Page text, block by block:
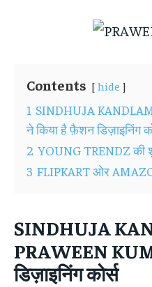
Contents hide
1 SINDHUJA
ने किया है फ़ैशन डिज़ाइनिंग
2 YOUNG TRENDZ
3 FLIPKART ओर
SINDHUJA
PRAWEEN
डिज़ाइनिंग कोर्स